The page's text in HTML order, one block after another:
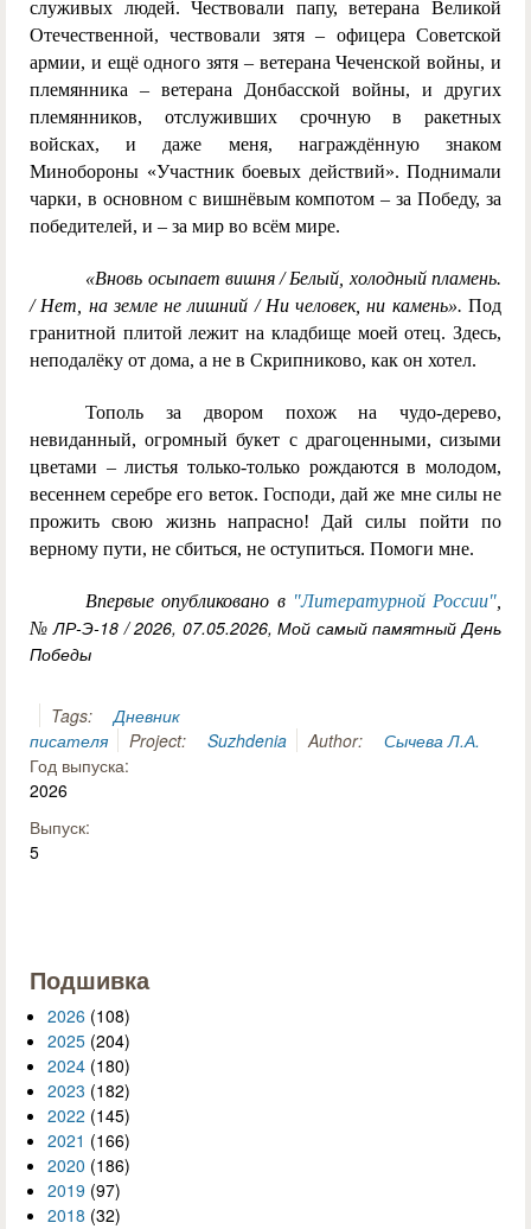
служивых людей. Чествовали папу, ветерана Великой
Отечественной, чествовали зятя – офицера Советской
армии, и ещё одного зятя – ветерана Чеченской войны, и
племянника – ветерана Донбасской войны, и других
племянников, отслуживших срочную в ракетных
войсках, и даже меня, награждённую знаком
Минобороны «Участник боевых действий». Поднимали
чарки, в основном с вишнёвым компотом – за Победу, за
победителей, и – за мир во всём мире.
«Вновь осыпает вишня / Белый, холодный пламень.
/ Нет, на земле не лишний / Ни человек, ни камень». Под
гранитной плитой лежит на кладбище моей отец. Здесь,
неподалёку от дома, а не в Скрипниково, как он хотел.
Тополь за двором похож на чудо-дерево,
невиданный, огромный букет с драгоценными, сизыми
цветами – листья только-только рождаются в молодом,
весеннем серебре его веток. Господи, дай же мне силы не
прожить свою жизнь напрасно! Дай силы пойти по
верному пути, не сбиться, не оступиться. Помоги мне.
Впервые опубликовано в "Литературной России"
№ЛР-Э-18 / 2026, 07.05.2026, Мой самый памятный День
Победы
Tags:
Дневник
писателя
Project: Suzhdenia Author:
Сычева Л.А.
Год выпуска:
2026
Выпуск:
5
Подшивка
2026 (108)
2025 (204)
2024 (180)
2023 (182)
2022 (145)
2021 (166)
2020 (186)
2019 (97)
2018 (32)